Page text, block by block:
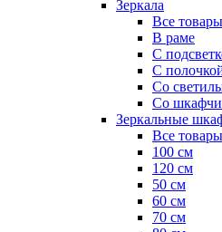
Зеркала
Все
В раме
С
С
Со
Со
Зеркальные
Все
100 см
120 см
50 см
60 см
70 см